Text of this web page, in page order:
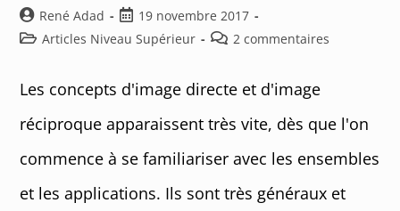
Auteur/autrice
de
René Adad
Post
published:
19 novembre 2017
PostArticles Niveau Supérieur
Post2 commentaires
Les concepts d'image directe et d'image
réciproque apparaissent très vite, dès que l'on
commence à se familiariser avec les ensembles
et les applications. Ils sont très généraux et